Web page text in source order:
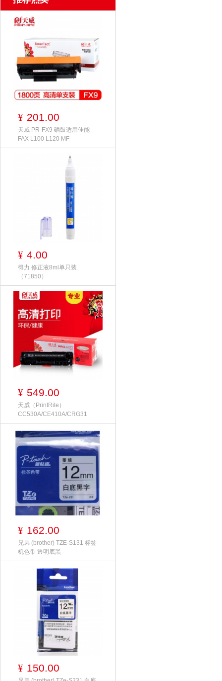
¥ 201.00
天威 PR-FX9 硒鼓适用佳能
FAX L100 L120 MF
¥ 4.00
得力 修正液8ml单只装
（71850）
¥ 549.00
天威（PrintRite）
CC530A/CE410A/CRG31
¥ 162.00
兄弟 (brother) TZE-S131 标签
机色带 透明底黑
¥ 150.00